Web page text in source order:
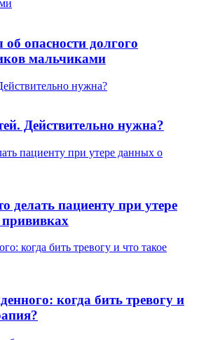
опасности долгого
мальчиками
нужна?
Действительно нужна?
пациенту при утере данных о
делать пациенту при утере
когда бить тревогу и что такое
когда бить тревогу и